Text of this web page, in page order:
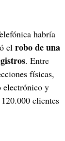
habría
el robo de una
. Entre
físicas,
electrónico y
clientes